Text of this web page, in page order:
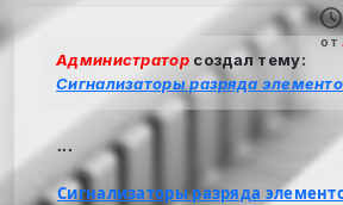
от
Администраторсоздал тему:
Сигнализаторы разряда
...
Сигнализаторы разряда